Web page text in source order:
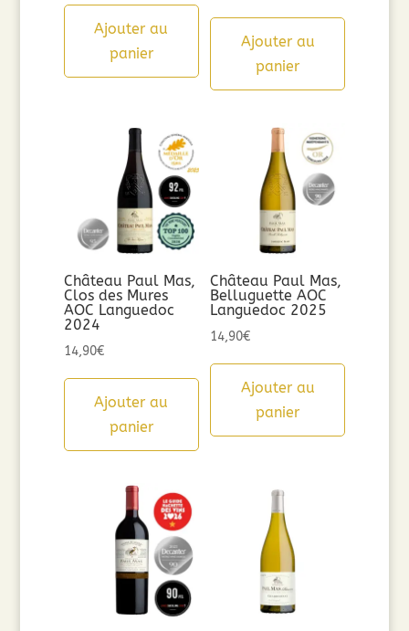
Ajouter au
panier
Ajouter au
panier
Château Paul Mas,
Clos des Mures
AOC Languedoc
2024
14,90€
Ajouter au
panier
Château Paul Mas,
Belluguette AOC
Languedoc 2025
14,90€
Ajouter au
panier